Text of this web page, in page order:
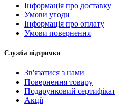
Інформація про доставку
Умови угоди
Інформація про оплату
Умови повернення
Служба підтримки
Зв'язатися з нами
Повернення товару
Подарунковий сертифікат
Акції